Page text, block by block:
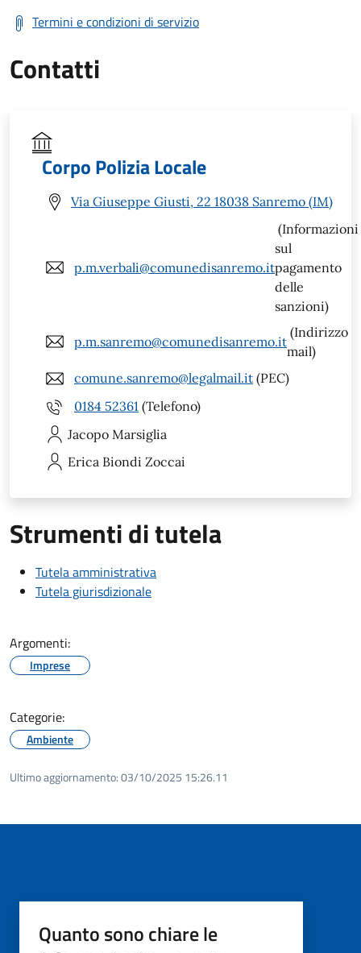
Termini e condizioni di servizio
Contatti
Corpo Polizia Locale
Via Giuseppe Giusti, 22 18038 Sanremo (IM)
p.m.verbali@comunedisanremo.it
(Informazioni
sul
pagamento
delle
sanzioni)
p.m.sanremo@comunedisanremo.it
(Indirizzo
mail)
comune.sanremo@legalmail.it (PEC)
0184 52361 (Telefono)
Jacopo Marsiglia
Erica Biondi Zoccai
Strumenti di tutela
Tutela amministrativa
Tutela giurisdizionale
Argomenti:
Imprese
Categorie:
Ambiente
Ultimo aggiornamento:03/10/2025 15:26.11
Quanto sono chiare le